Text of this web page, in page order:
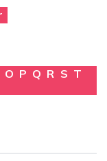
O P Q R S T